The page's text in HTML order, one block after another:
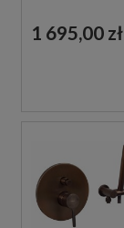
1 695,00 zł